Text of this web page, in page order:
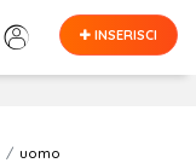
INSERISCI
uomo